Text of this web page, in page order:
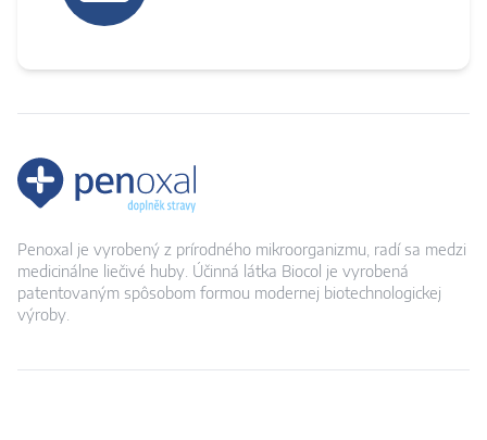
Penoxal je vyrobený z prírodného mikroorganizmu, radí sa medzi
medicinálne liečivé huby. Účinná látka Biocol je vyrobená
patentovaným spôsobom formou modernej biotechnologickej
výroby.